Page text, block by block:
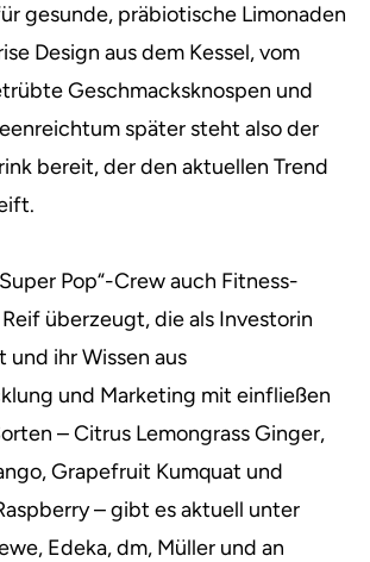
gesunde, präbiotische Limonaden
Design aus dem Kessel, vom
Geschmacksknospen und
später steht also der
bereit, der den aktuellen Trend
Pop“-Crew auch Fitness-
überzeugt, die als Investorin
und ihr Wissen aus
und Marketing mit einfließen
– Citrus Lemongrass Ginger,
Grapefruit Kumquat und
– gibt es aktuell unter
Edeka, dm, Müller und an